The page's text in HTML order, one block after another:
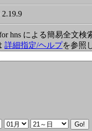
hns による簡易全文検
詳細指定/ヘルプを参照